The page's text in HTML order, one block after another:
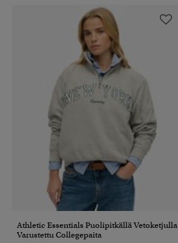
Athletic Essentials Puolipitkällä Vetoketjulla
Varustettu Collegepaita